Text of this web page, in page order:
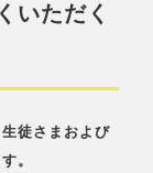
いただく
徒さまおよび
。